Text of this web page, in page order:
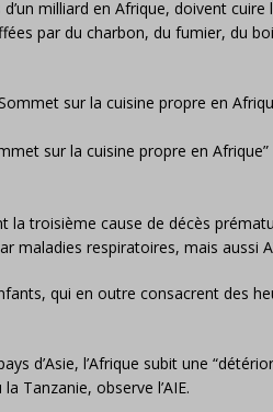
milliard en Afrique, doivent
par du charbon, du fumier, du
sur la cuisine propre en Afrique”
la troisième cause de décès
maladies respiratoires, mais aussi
qui en outre consacrent des
d’Asie, l’Afrique subit une
Tanzanie, observe l’AIE.